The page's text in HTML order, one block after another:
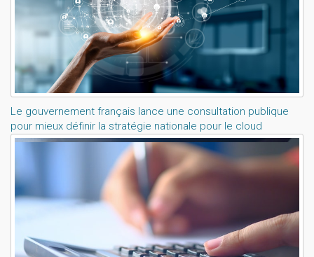
Le gouvernement français lance une consultation publique
pour mieux définir la stratégie nationale pour le cloud